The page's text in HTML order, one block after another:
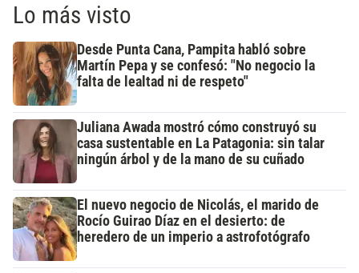
Lo más visto
Desde Punta Cana, Pampita habló sobre
Martín Pepa y se confesó: "No negocio la
falta de lealtad ni de respeto"
Juliana Awada mostró cómo construyó su
casa sustentable en La Patagonia: sin talar
ningún árbol y de la mano de su cuñado
El nuevo negocio de Nicolás, el marido de
Rocío Guirao Díaz en el desierto: de
heredero de un imperio a astrofotógrafo